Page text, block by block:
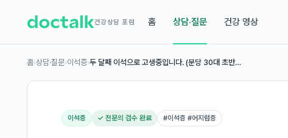
건강상담 포럼 홈 상담·질문 건강 영상
홈›상담·질문›이석증›두 달째 이석으로 고생중입니다. (분당 30대 초반…
이석증 ✓ 전문의 검수 완료 #이석증 #어지럼증